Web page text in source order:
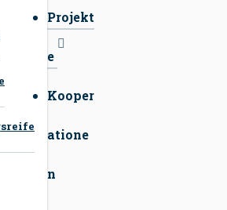
Projekt
e
Kooper
atione
n